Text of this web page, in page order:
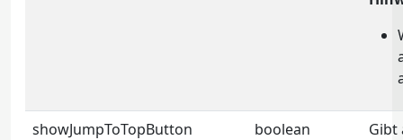
showJumpToTopButton boolean
Gibt